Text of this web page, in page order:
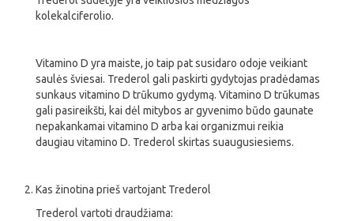
kolekalciferolio.
Vitamino D yra maiste, jo taip pat susidaro odoje veikiant
saulės šviesai. Trederol gali paskirti gydytojas pradėdamas
sunkaus vitamino D trūkumo gydymą. Vitamino D trūkumas
gali pasireikšti, kai dėl mitybos ar gyvenimo būdo gaunate
nepakankamai vitamino D arba kai organizmui reikia
daugiau vitamino D. Trederol skirtas suaugusiesiems.
Kas žinotina prieš vartojant Trederol
Trederol vartoti draudžiama: